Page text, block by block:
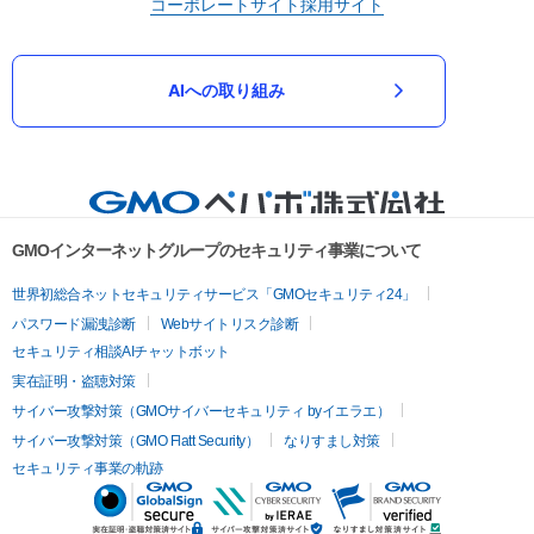
コーポレートサイト採用サイト
AIへの取り組み
GMOインターネットグループのセキュリティ事業について
世界初総合ネットセキュリティサービス「GMOセキュリティ24」
パスワード漏洩診断
Webサイトリスク診断
セキュリティ相談AIチャットボット
実在証明・盗聴対策
サイバー攻撃対策（GMOサイバーセキュリティ byイエラエ）
サイバー攻撃対策（GMO Flatt Security）
なりすまし対策
セキュリティ事業の軌跡